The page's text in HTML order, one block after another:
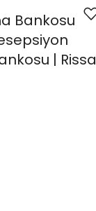
Bankosu
| Rissa